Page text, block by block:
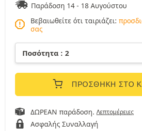
Παράδοση 14 - 18 Αυγούστου
Βεβαιωθείτε ότι ταιριάζει:
σας
ΠΡΟΣΘΉΚΗ ΣΤΟ
ΔΩΡΕΑΝ παράδοση. Λεπτομέρειες
Ασφαλής Συναλλαγή